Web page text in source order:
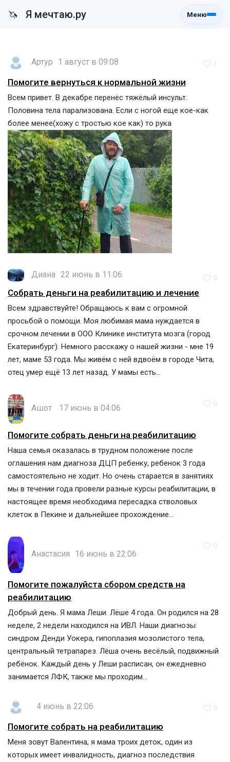
🦄 Я мечтаю.ру Меню
Артур 1 август в 09:08 1
Помогите вернуться к нормальной жизни
Всем привет. В декабре перенёс тяжёлый инсульт.
Половина тела парализована. Если с ногой еще кое-как
более менее(хожу с тростью кое как) то рука
Диана 22 июнь в 11:06 0
Собрать деньги на реабилитацию и лечение
Всем здравствуйте! Обращаюсь к вам с огромной
просьбой о помощи. Моя любимая мама нуждается в
срочном лечении в ООО Клинике института мозга (город
Екатеринбург). Немного расскажу о нашей жизни - мне 19
лет, маме 53 года. Мы живём с ней вдвоём в городе Чита,
отец умер ещё 13 лет назад. У мамы есть...
Ашот 17 июнь в 04:06 0
Помогите собрать деньги на реабилитацию
Наша семья оказалась в трудном положение после
оглашения нам диагноза ДЦП ребенку, ребенок 3 года
самостоятельно не ходит. Но очень старается в занятиях
мы в течении года провели разные курсы реабилитации, в
настоящее время необходима пересадка стволовых
клеток в Пекине и дальнейшее прохождение...
Анастасия 16 июнь в 22:06
0
Помогите пожалуйста сбором средств на
реабилитацию
Добрый день. Я мама Леши. Лёше 4 года. Он родился на 28
неделе, 2 недели находился на ИВЛ. Наши диагнозы:
синдром Денди Уокера, гипоплазия мозолистого тела,
центральный тетрапарез. Лёша очень весёлый, подвижный
ребёнок. Каждый день у Леши расписан, он ежедневно
занимается ЛФК, также мы проходим...
4 июнь в 22:06 0
Помогите собрать на реабилитацию
Меня зовут Валентина, я мама троих деток, один из
которых имеет инвалидность, диагноз последствия